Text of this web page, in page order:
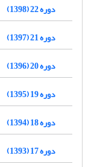
دوره 22 (1398)
دوره 21 (1397)
دوره 20 (1396)
دوره 19 (1395)
دوره 18 (1394)
دوره 17 (1393)